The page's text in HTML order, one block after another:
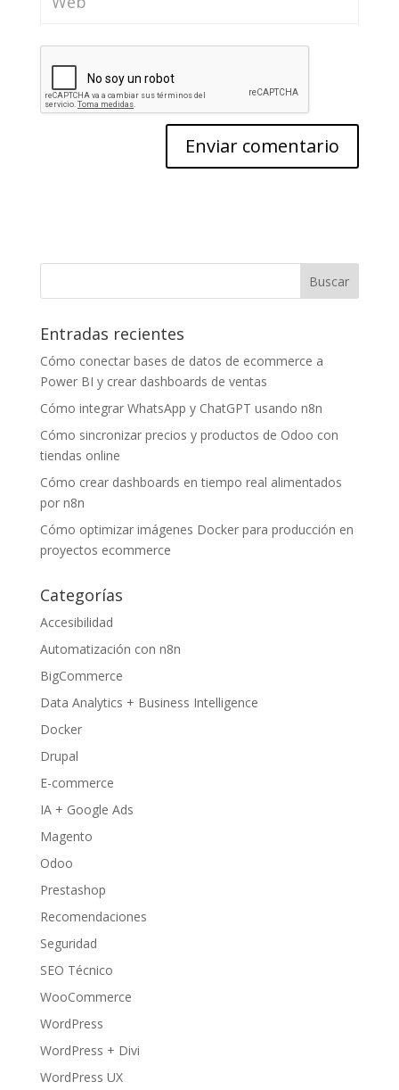
Entradas recientes
Cómo conectar bases de datos de ecommerce a
Power BI y crear dashboards de ventas
Cómo integrar WhatsApp y ChatGPT usando n8n
Cómo sincronizar precios y productos de Odoo con
tiendas online
Cómo crear dashboards en tiempo real alimentados
por n8n
Cómo optimizar imágenes Docker para producción en
proyectos ecommerce
Categorías
Accesibilidad
Automatización con n8n
BigCommerce
Data Analytics + Business Intelligence
Docker
Drupal
E-commerce
IA + Google Ads
Magento
Odoo
Prestashop
Recomendaciones
Seguridad
SEO Técnico
WooCommerce
WordPress
WordPress + Divi
WordPress UX